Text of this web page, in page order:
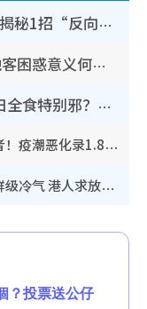
WhatsApp预设贴图怎么删？揭秘1招“反向操作”还原简洁界面 附3步实测教程
香港山边铁闸边门大开？内地客困惑意义何在！网友神回复：这种叫法理性防御
鬼门开2026｜农历七月撞正日全食特别邪？专家警告切忌做一事！揭4大禁忌+2招保平安
夺命寄生虫｜食生菜狂泻首现死者！疫潮恶化录1.8万宗病例 揭洗菜3大谬误
内地客夸港人不识老！揭港铁保鲜级冷气 港人求放过：别投诉